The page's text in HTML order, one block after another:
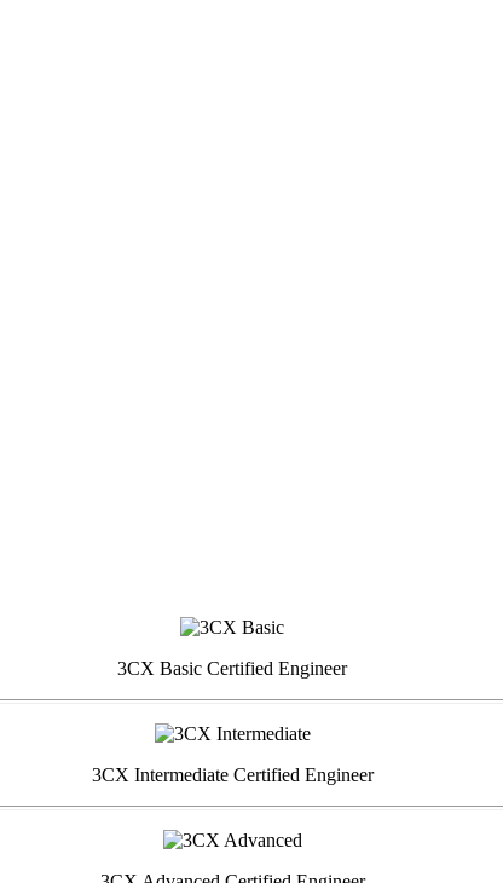
3CX Basic Certified Engineer
3CX Intermediate Certified Engineer